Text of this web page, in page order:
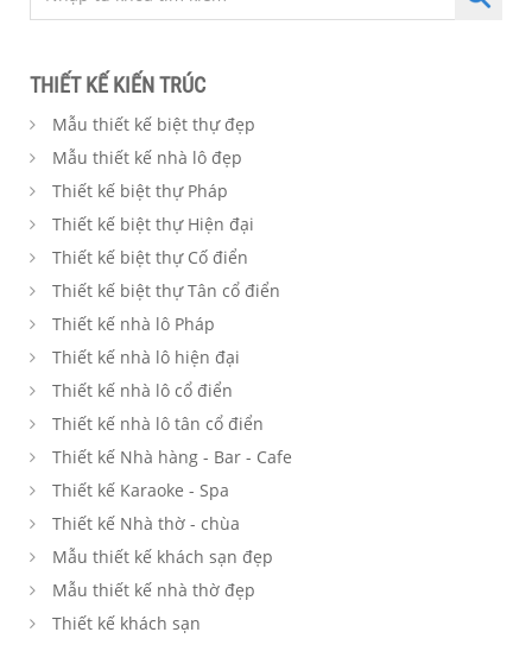
THIẾT KẾ KIẾN TRÚC
Mẫu thiết kế biệt thự đẹp
Mẫu thiết kế nhà lô đẹp
Thiết kế biệt thự Pháp
Thiết kế biệt thự Hiện đại
Thiết kế biệt thự Cố điển
Thiết kế biệt thự Tân cổ điển
Thiết kế nhà lô Pháp
Thiết kế nhà lô hiện đại
Thiết kế nhà lô cổ điển
Thiết kế nhà lô tân cổ điển
Thiết kế Nhà hàng - Bar - Cafe
Thiết kế Karaoke - Spa
Thiết kế Nhà thờ - chùa
Mẫu thiết kế khách sạn đẹp
Mẫu thiết kế nhà thờ đẹp
Thiết kế khách sạn